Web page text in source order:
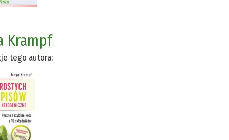
Krampf
tego autora: